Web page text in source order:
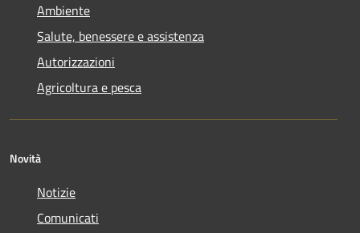
Ambiente
Salute, benessere e assistenza
Autorizzazioni
Agricoltura e pesca
Novità
Notizie
Comunicati